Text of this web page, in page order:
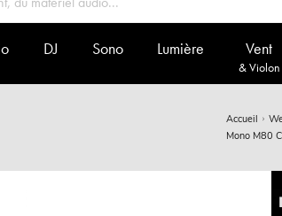
DJ Sono Lumière Vent
& Violon
Accueil
Mono M80